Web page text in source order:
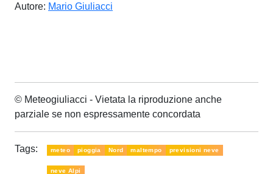
Autore: Mario Giuliacci
© Meteogiuliacci - Vietata la riproduzione anche
parziale se non espressamente concordata
Tags: meteo pioggia Nord maltempo previsioni neve
neve Alpi